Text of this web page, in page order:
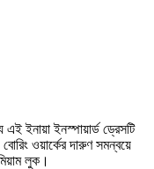
ইনায়া ইনস্পায়ার্ড ড্রেসটি
ওয়ার্কের দারুণ সমন্বয়ে
লুক।